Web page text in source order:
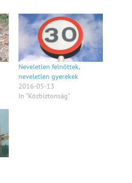
Neveletlen felnőttek,
neveletlen gyerekek
2016-05-13
In "Közbiztonság"